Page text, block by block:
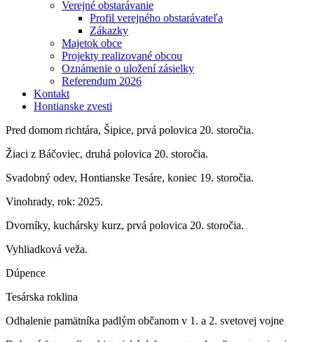
Verejné obstarávanie
Profil verejného obstarávateľa
Zákazky
Majetok obce
Projekty realizované obcou
Oznámenie o uložení zásielky
Referendum 2026
Kontakt
Hontianske zvesti
Pred domom richtára, Šipice, prvá polovica 20. storočia.
Žiaci z Báčoviec, druhá polovica 20. storočia.
Svadobný odev, Hontianske Tesáre, koniec 19. storočia.
Vinohrady, rok: 2025.
Dvorníky, kuchársky kurz, prvá polovica 20. storočia.
Vyhliadková veža.
Dúpence
Tesárska roklina
Odhalenie pamätníka padlým občanom v 1. a 2. svetovej vojne